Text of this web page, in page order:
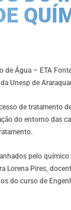
de Água – ETA
Unesp de
de tratamento
do entorno das
pelo
Lorena Pires,
do curso de